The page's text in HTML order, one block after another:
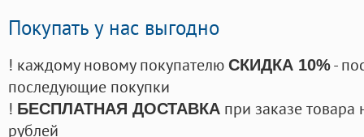
Покупать у нас выгодно
! каждому новому покупателю СКИДКА 10%-
последующие покупки
! БЕСПЛАТНАЯ ДОСТАВКА при заказе
рублей